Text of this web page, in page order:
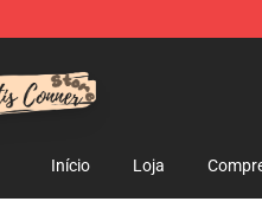
Merchandise Shop
Início Loja